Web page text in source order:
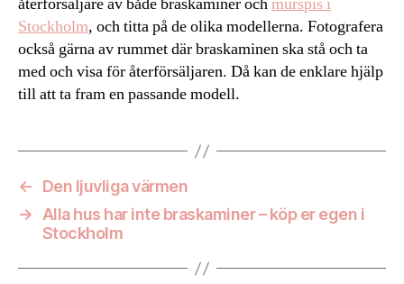
återförsäljare av både braskaminer ochmurspis i
Stockholm, och titta på de olika modellerna. Fotografera
också gärna av rummet där braskaminen ska stå och ta
med och visa för återförsäljaren. Då kan de enklare hjälp
till att ta fram en passande modell.
←
Den ljuvliga värmen
→
Alla hus har inte braskaminer – köp er egen i
Stockholm